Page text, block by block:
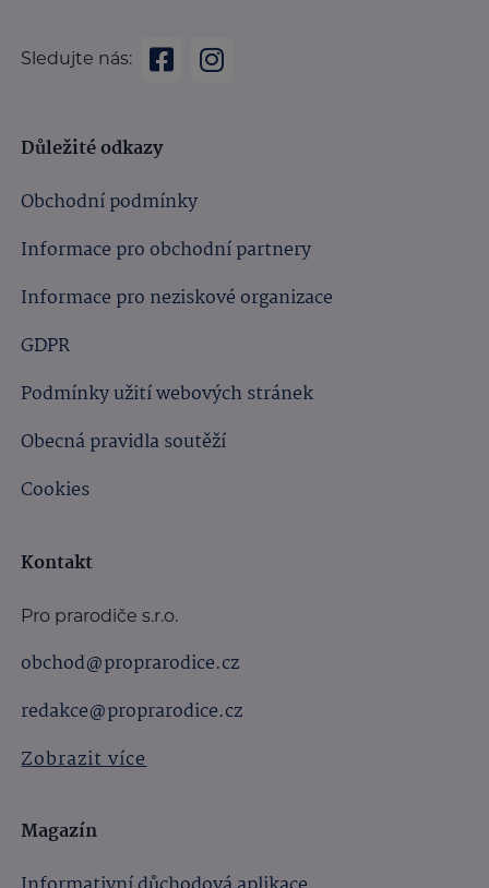
Sledujte nás:
Důležité odkazy
Obchodní podmínky
Informace pro obchodní partnery
Informace pro neziskové organizace
GDPR
Podmínky užití webových stránek
Obecná pravidla soutěží
Cookies
Kontakt
Pro prarodiče s.r.o.
obchod@proprarodice.cz
redakce@proprarodice.cz
Zobrazit více
Magazín